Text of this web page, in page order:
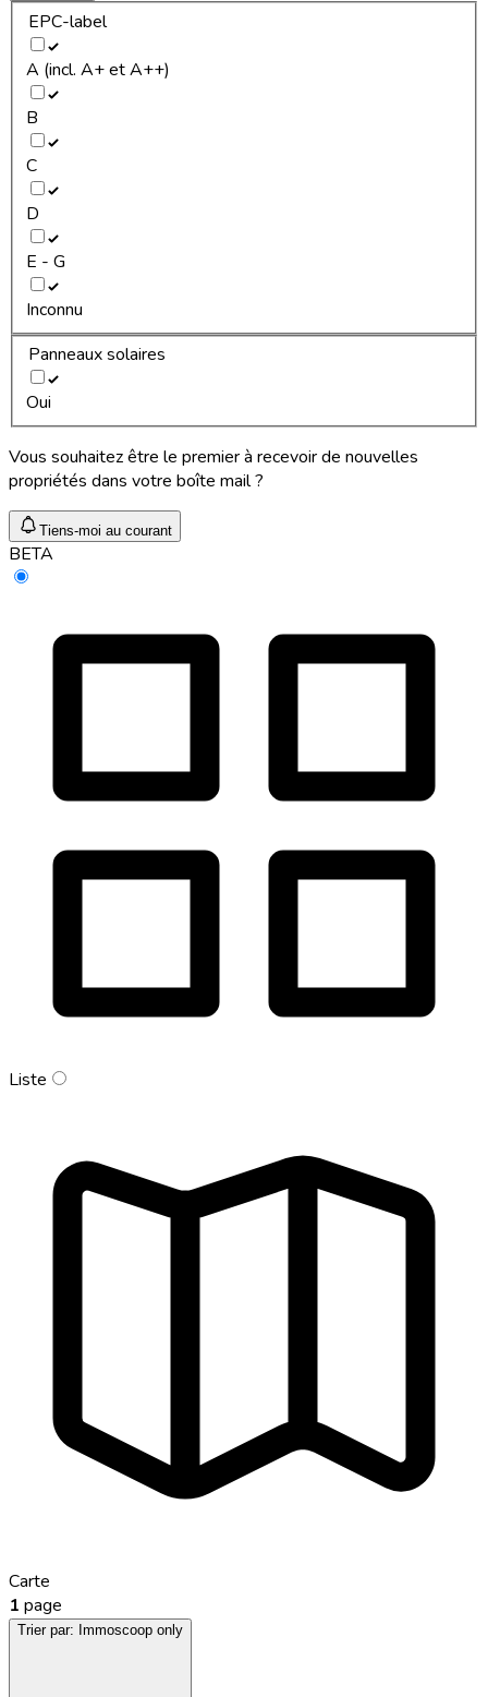
EPC-label
A (incl. A+ et A++)
B
C
D
E - G
Inconnu
Panneaux solaires
Oui
Vous souhaitez être le premier à recevoir de nouvelles
propriétés dans votre boîte mail ?
Tiens-moi au courant
BETA
Liste
Carte
1 page
Trier par: Immoscoop only